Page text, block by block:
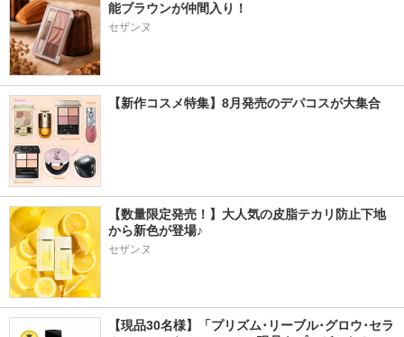
能ブラウンが仲間入り！
セザンヌ
【新作コスメ特集】8月発売のデパコスが大集合
【数量限定発売！】大人気の皮脂テカリ防止下地
から新色が登場♪
セザンヌ
【現品30名様】「プリズム･リーブル･グロウ･セラ